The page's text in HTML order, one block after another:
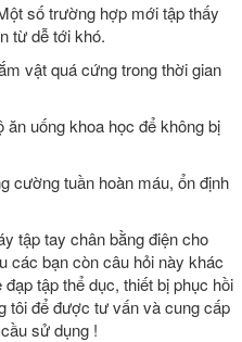
số trường hợp mới tập thấy
từ dễ tới khó.
vật quá cứng trong thời gian
uống khoa học để không bị
cường tuần hoàn máu, ổn định
tập tay chân bằng điện cho
các bạn còn câu hỏi này khác
tập thể dục, thiết bị phục hồi
tôi để được tư vấn và cung cấp
sử dụng !